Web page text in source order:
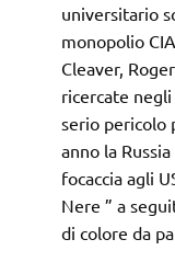
universitario
monopolio
Cleaver,
ricercate
serio pericolo
anno la
focaccia agli
Nere ” a
di colore